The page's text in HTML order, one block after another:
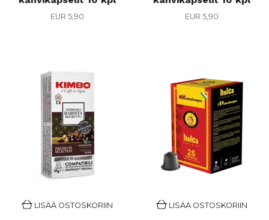
EUR 5,90 EUR 5,90
LISÄÄ OSTOSKORIIN LISÄÄ OSTOSKORIIN